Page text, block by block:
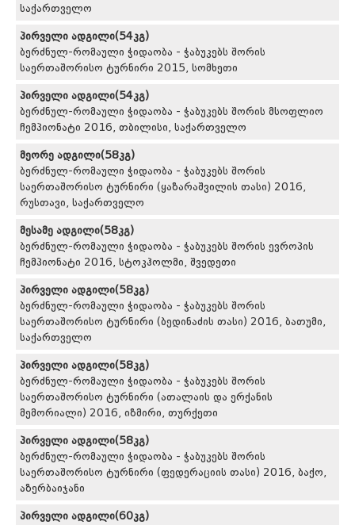
საქართველო
პირველი ადგილი(54კგ)
ბერძნულ-რომაული ჭიდაობა - ჭაბუკებს შორის
საერთაშორისო ტურნირი 2015, სომხეთი
პირველი ადგილი(54კგ)
ბერძნულ-რომაული ჭიდაობა - ჭაბუკებს შორის მსოფლიო
ჩემპიონატი 2016, თბილისი, საქართველო
მეორე ადგილი(58კგ)
ბერძნულ-რომაული ჭიდაობა - ჭაბუკებს შორის
საერთაშორისო ტურნირი (ყაზარაშვილის თასი) 2016,
რუსთავი, საქართველო
მესამე ადგილი(58კგ)
ბერძნულ-რომაული ჭიდაობა - ჭაბუკებს შორის ევროპის
ჩემპიონატი 2016, სტოკჰოლმი, შვედეთი
პირველი ადგილი(58კგ)
ბერძნულ-რომაული ჭიდაობა - ჭაბუკებს შორის
საერთაშორისო ტურნირი (ბედინაძის თასი) 2016, ბათუმი,
საქართველო
პირველი ადგილი(58კგ)
ბერძნულ-რომაული ჭიდაობა - ჭაბუკებს შორის
საერთაშორისო ტურნირი (ათალაის და ერქანის
მემორიალი) 2016, იზმირი, თურქეთი
პირველი ადგილი(58კგ)
ბერძნულ-რომაული ჭიდაობა - ჭაბუკებს შორის
საერთაშორისო ტურნირი (ფედერაციის თასი) 2016, ბაქო,
აზერბაიჯანი
პირველი ადგილი(60კგ)